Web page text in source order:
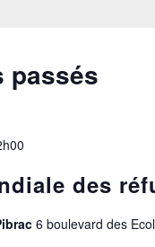
passés
des
6 boulevard des